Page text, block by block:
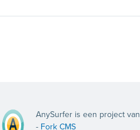
AnySurfer is een project van
- Fork CMS